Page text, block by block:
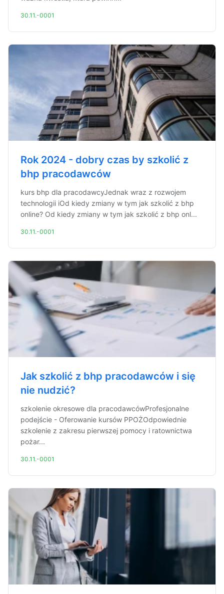
30.11.-0001
Rok 2024 - dobry czas by szkolić z
bhp pracodawców
kurs bhp dla pracodawcyJednak wraz z rozwojem
technologii iOd kiedy zmiany w tym jak szkolić z bhp
online? Od kiedy zmiany w tym jak szkolić z bhp onl...
30.11.-0001
Jak szkolić z bhp pracodawców i się
nie nudzić?
szkolenie okresowe dla pracodawcówProfesjonalne
podejście - Oferowanie kursów PPOŻOdpowiednie
szkolenie z zakresu pierwszej pomocy i ratownictwa
pożar...
30.11.-0001